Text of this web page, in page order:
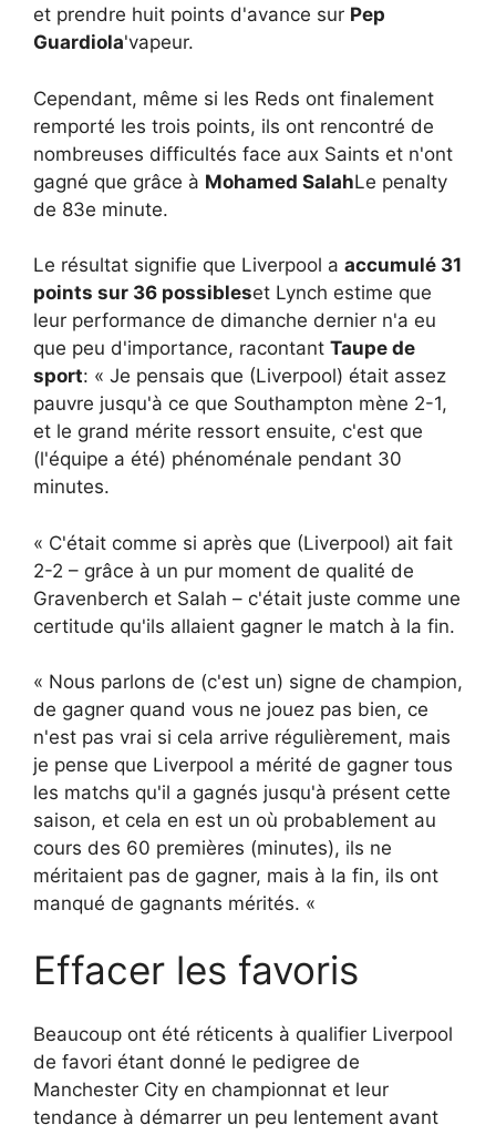
et prendre huit points d'avance sur Pep
Guardiola'vapeur.
Cependant, même si les Reds ont finalement
remporté les trois points, ils ont rencontré de
nombreuses difficultés face aux Saints et n'ont
gagné que grâce à Mohamed SalahLe penalty
de 83e minute.
Le résultat signifie que Liverpool a accumulé 31
points sur 36 possibleset Lynch estime que
leur performance de dimanche dernier n'a eu
que peu d'importance, racontant Taupe de
sport: « Je pensais que (Liverpool) était assez
pauvre jusqu'à ce que Southampton mène 2-1,
et le grand mérite ressort ensuite, c'est que
(l'équipe a été) phénoménale pendant 30
minutes.
« C'était comme si après que (Liverpool) ait fait
2-2 – grâce à un pur moment de qualité de
Gravenberch et Salah – c'était juste comme une
certitude qu'ils allaient gagner le match à la fin.
« Nous parlons de (c'est un) signe de champion,
de gagner quand vous ne jouez pas bien, ce
n'est pas vrai si cela arrive régulièrement, mais
je pense que Liverpool a mérité de gagner tous
les matchs qu'il a gagnés jusqu'à présent cette
saison, et cela en est un où probablement au
cours des 60 premières (minutes), ils ne
méritaient pas de gagner, mais à la fin, ils ont
manqué de gagnants mérités. «
Effacer les favoris
Beaucoup ont été réticents à qualifier Liverpool
de favori étant donné le pedigree de
Manchester City en championnat et leur
tendance à démarrer un peu lentement avant